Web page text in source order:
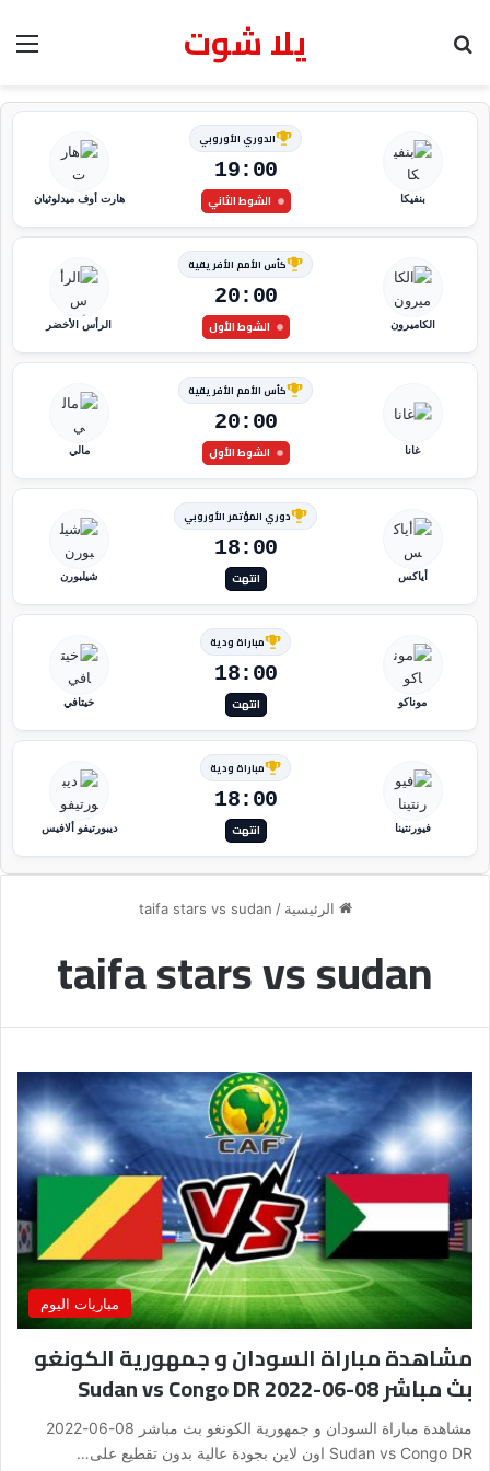
يلا شوت
بنفيكا
الدوري الأوروبي
19:00
الشوط الثاني هارت أوف ميدلوثيان
الكاميرون
كأس الأمم الأفريقية
20:00
الشوط الأول الرأس الأخضر
غانا
كأس الأمم الأفريقية
20:00
الشوط الأول مالي
أياكس
دوري المؤتمر الأوروبي
18:00
انتهت شيلبورن
موناكو
مباراة ودية
18:00
انتهت خيتافي
فيورنتينا
مباراة ودية
18:00
انتهت ديبورتيفو ألافيس
الرئيسية /
taifa stars vs sudan
taifa stars vs sudan
مباريات اليوم
مشاهدة مباراة السودان و جمهورية الكونغو
بث مباشر 08-06-2022 Sudan vs Congo DR
مشاهدة مباراة السودان و جمهورية الكونغو بث مباشر 08-06-2022
Sudan vs Congo DR اون لاين بجودة عالية بدون تقطيع على…